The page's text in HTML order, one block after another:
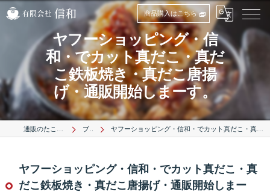
商品購入はこちら
ヤフーショッピング・信
和・でカット真だこ・真だ
こ鉄板焼き・真だこ唐揚
げ・通販開始しまーす。
ブログ ヤフーショッピング・信和・でカット真だこ・真だこ鉄板焼き・真だこ唐揚げ・通販開始しまーす。
ヤフーショッピング・信和・でカット真だこ・真
だこ鉄板焼き・真だこ唐揚げ・通販開始しまー